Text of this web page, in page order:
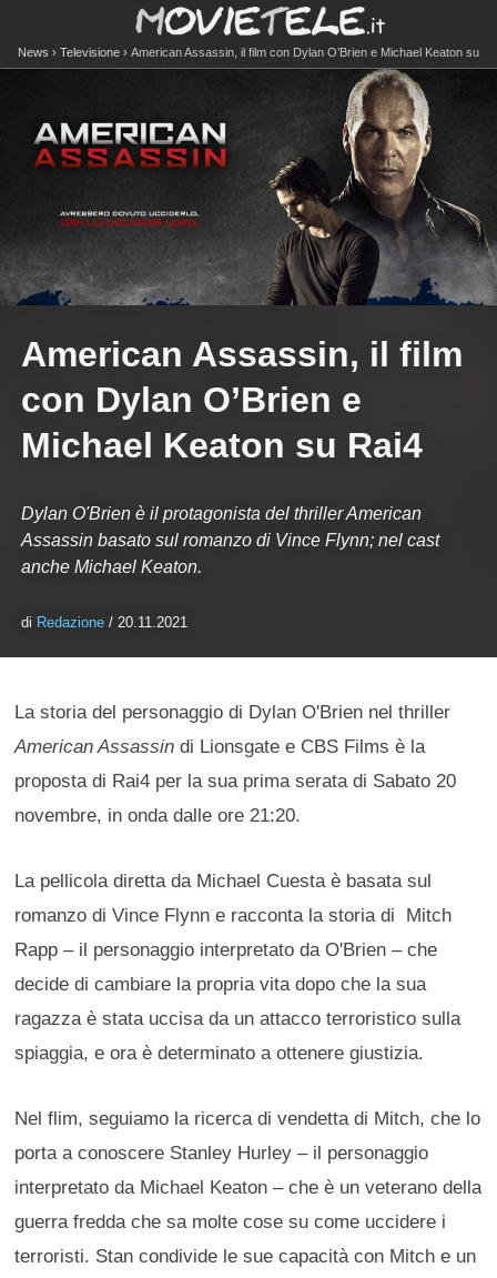
News Televisione
American Assassin, il film con Dylan O’Brien e Michael Keaton su
American Assassin, il film
con Dylan O’Brien e
Michael Keaton su Rai4
Dylan O'Brien è il protagonista del thriller American
Assassin basato sul romanzo di Vince Flynn; nel cast
anche Michael Keaton.
di Redazione / 20.11.2021
La storia del personaggio di Dylan O'Brien nel thriller
American Assassindi Lionsgate e CBS Films è la
proposta di Rai4 per la sua prima serata di Sabato 20
novembre, in onda dalle ore 21:20.
La pellicola diretta da Michael Cuesta è basata sul
romanzo di Vince Flynn e racconta la storia di Mitch
Rapp – il personaggio interpretato da O'Brien – che
decide di cambiare la propria vita dopo che la sua
ragazza è stata uccisa da un attacco terroristico sulla
spiaggia, e ora è determinato a ottenere giustizia.
Nel flim, seguiamo la ricerca di vendetta di Mitch, che lo
porta a conoscere Stanley Hurley – il personaggio
interpretato da Michael Keaton – che è un veterano della
guerra fredda che sa molte cose su come uccidere i
terroristi. Stan condivide le sue capacità con Mitch e un